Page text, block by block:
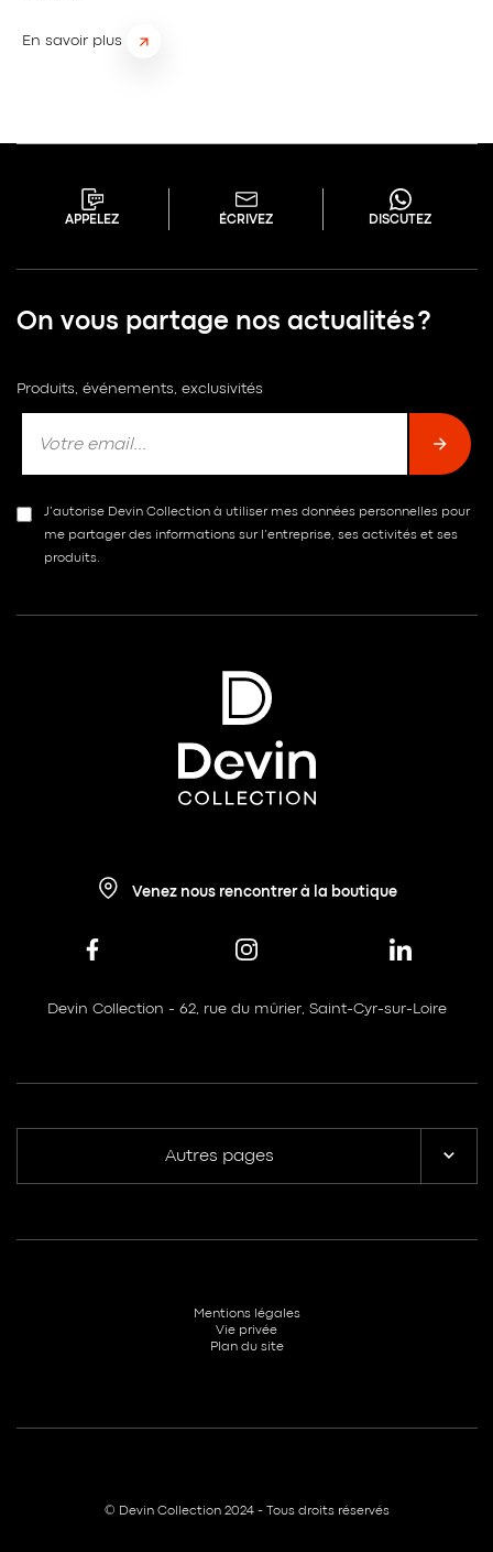
En savoir plus
APPELEZ ÉCRIVEZ DISCUTEZ
On vous partage nos actualités ?
Produits, événements, exclusivités
J’autorise Devin Collection à utiliser mes données personnelles pour
me partager des informations sur l’entreprise, ses activités et ses
produits.
Venez nous rencontrer à la boutique
Devin Collection - 62, rue du mûrier, Saint-Cyr-sur-Loire
Autres pages
© Devin Collection 2024 - Tous droits réservés
Mentions légales
Vie privée
Plan du site